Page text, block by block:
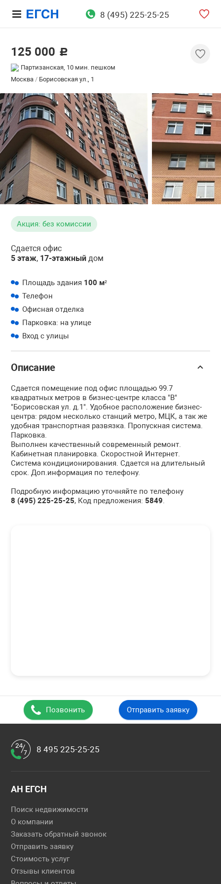
8 (495) 225-25-25
125 000 c
Партизанская, 10 мин. пешком
Москва/ Борисовская ул., 1
Акция: без комиссии
Сдается офис
5 этаж, 17-этажный дом
Площадь здания 100 м²
Телефон
Офисная отделка
Парковка: на улице
Вход с улицы
Описание
Сдается помещение под офис площадью 99.7
квадратных метров в бизнес-центре класса "B"
"Борисовская ул. д.1". Удобное расположение бизнес-
центра: рядом несколько станций метро, МЦК, а так же
удобная транспортная развязка. Пропускная система.
Парковка.
Выполнен качественный современный ремонт.
Кабинетная планировка. Скоростной Интернет.
Система кондиционирования. Сдается на длительный
срок. Доп.информация по телефону.
Подробную информацию уточняйте по телефону
8 (495) 225-25-25, Код предложения:5849.
Позвонить Отправить заявку
8 495 225-25-25
АН ЕГСН
Поиск недвижимости
О компании
Заказать обратный звонок
Отправить заявку
Стоимость услуг
Отзывы клиентов